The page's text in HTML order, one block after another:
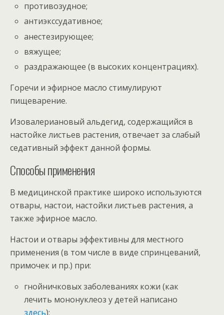
противозудное;
антиэкссудативное;
анестезирующее;
вяжущее;
раздражающее (в высоких концентрациях).
Горечи и эфирное масло стимулируют
пищеварение.
Изовалериановый альдегид, содержащийся в
настойке листьев растения, отвечает за слабый
седативный эффект данной формы.
Способы применения
В медицинской практике широко используются
отвары, настои, настойки листьев растения, а
также эфирное масло.
Настои и отвары эффективны для местного
применения (в том числе в виде спринцеваний,
примочек и пр.) при:
гнойничковых заболеваниях кожи (как
лечить мононуклеоз у детей написано
здесь);